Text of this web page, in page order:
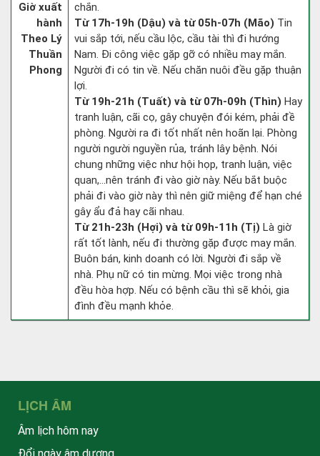
Giờ xuất
hành
Theo Lý
Thuần
Phong
chắn.
Từ 17h-19h (Dậu) và từ 05h-07h (Mão) Tin
vui sắp tới, nếu cầu lộc, cầu tài thì đi hướng
Nam. Đi công việc gặp gỡ có nhiều may mắn.
Người đi có tin về. Nếu chăn nuôi đều gặp thuận
lợi.
Từ 19h-21h (Tuất) và từ 07h-09h (Thìn) Hay
tranh luận, cãi cọ, gây chuyện đói kém, phải đề
phòng. Người ra đi tốt nhất nên hoãn lại. Phòng
người người nguyền rủa, tránh lây bệnh. Nói
chung những việc như hội họp, tranh luận, việc
quan,…nên tránh đi vào giờ này. Nếu bắt buộc
phải đi vào giờ này thì nên giữ miệng để hạn ché
gây ẩu đả hay cãi nhau.
Từ 21h-23h (Hợi) và từ 09h-11h (Tị) Là giờ
rất tốt lành, nếu đi thường gặp được may mắn.
Buôn bán, kinh doanh có lời. Người đi sắp về
nhà. Phụ nữ có tin mừng. Mọi việc trong nhà
đều hòa hợp. Nếu có bệnh cầu thì sẽ khỏi, gia
đình đều mạnh khỏe.
LỊCH ÂM
Âm lịch hôm nay